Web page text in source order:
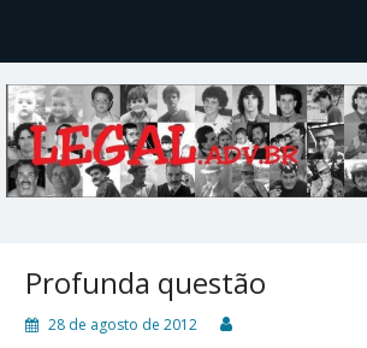
Profunda questão
28 de agosto de 2012